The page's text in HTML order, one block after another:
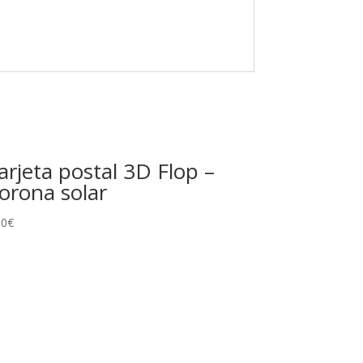
postal 3D Flop –
solar
€